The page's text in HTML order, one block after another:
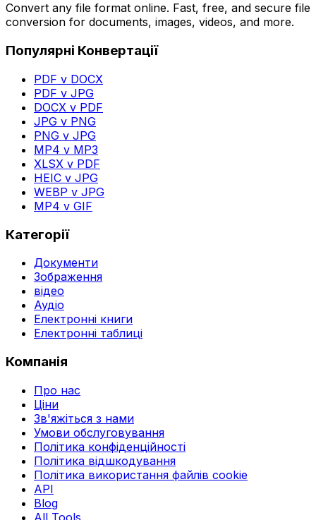
Convert any file format online. Fast, free, and secure file
conversion for documents, images, videos, and more.
Популярні Конвертації
PDF v DOCX
PDF v JPG
DOCX v PDF
JPG v PNG
PNG v JPG
MP4 v MP3
XLSX v PDF
HEIC v JPG
WEBP v JPG
MP4 v GIF
Категорії
Документи
Зображення
відео
Аудіо
Електронні книги
Електронні таблиці
Компанія
Про нас
Ціни
Зв'яжіться з нами
Умови обслуговування
Політика конфіденційності
Політика відшкодування
Політика використання файлів cookie
API
Blog
All Tools